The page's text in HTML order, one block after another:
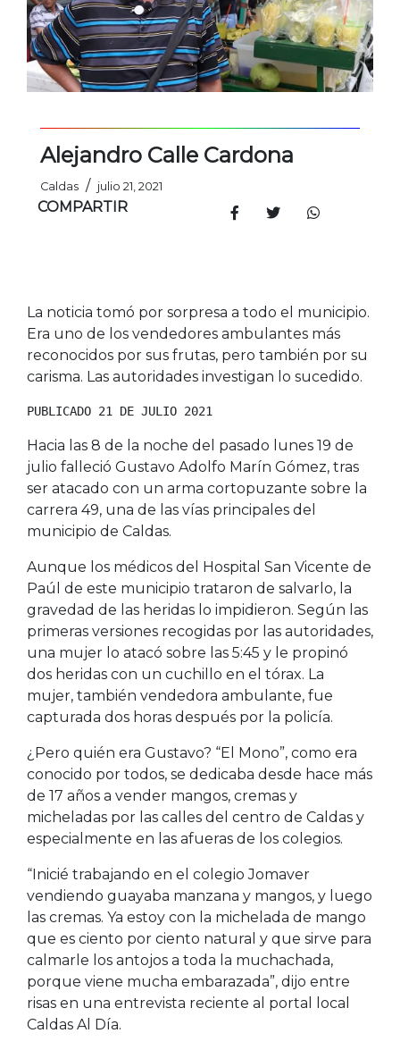
Alejandro Calle Cardona
Caldas / julio 21, 2021
COMPARTIR
La noticia tomó por sorpresa a todo el municipio.
Era uno de los vendedores ambulantes más
reconocidos por sus frutas, pero también por su
carisma. Las autoridades investigan lo sucedido.
PUBLICADO 21 DE JULIO 2021
Hacia las 8 de la noche del pasado lunes 19 de
julio falleció Gustavo Adolfo Marín Gómez, tras
ser atacado con un arma cortopuzante sobre la
carrera 49, una de las vías principales del
municipio de Caldas.
Aunque los médicos del Hospital San Vicente de
Paúl de este municipio trataron de salvarlo, la
gravedad de las heridas lo impidieron. Según las
primeras versiones recogidas por las autoridades,
una mujer lo atacó sobre las 5:45 y le propinó
dos heridas con un cuchillo en el tórax. La
mujer, también vendedora ambulante, fue
capturada dos horas después por la policía.
¿Pero quién era Gustavo? “El Mono”, como era
conocido por todos, se dedicaba desde hace más
de 17 años a vender mangos, cremas y
micheladas por las calles del centro de Caldas y
especialmente en las afueras de los colegios.
“Inicié trabajando en el colegio Jomaver
vendiendo guayaba manzana y mangos, y luego
las cremas. Ya estoy con la michelada de mango
que es ciento por ciento natural y que sirve para
calmarle los antojos a toda la muchachada,
porque viene mucha embarazada”, dijo entre
risas en una entrevista reciente al portal local
Caldas Al Día.